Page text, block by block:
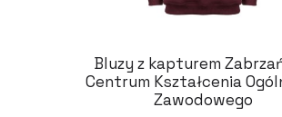
Bluzy z kapturem
Centrum Kształcenia
Zawodowego